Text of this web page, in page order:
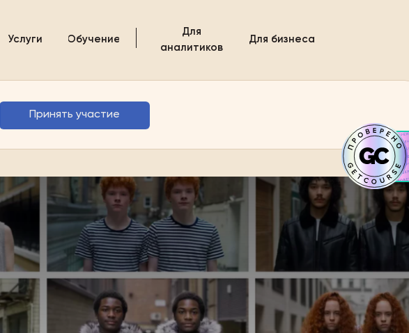
Для
аналитиков
Для бизнеса
Услуги Обучение
Принять участие